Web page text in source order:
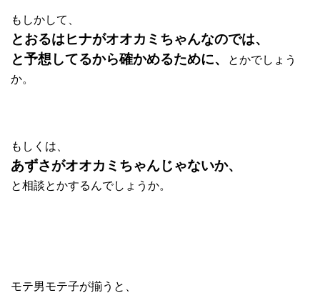
もしかして、
とおるはヒナがオオカミちゃんなのでは、
と予想してるから確かめるために、
とかでしょう
か。
もしくは、
あずさがオオカミちゃんじゃないか、
と相談とかするんでしょうか。
モテ男モテ子が揃うと、